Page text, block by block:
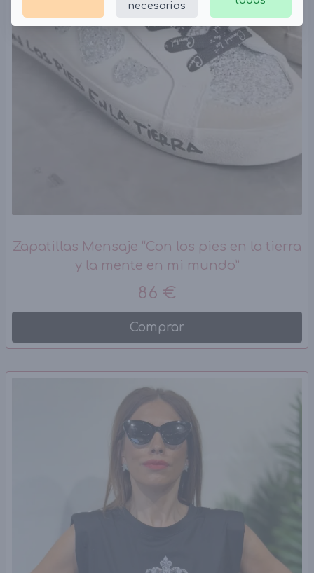
Zapatillas Mensaje “Con los pies en la tierra
y la mente en mi mundo”
86 €
Comprar
necesarias